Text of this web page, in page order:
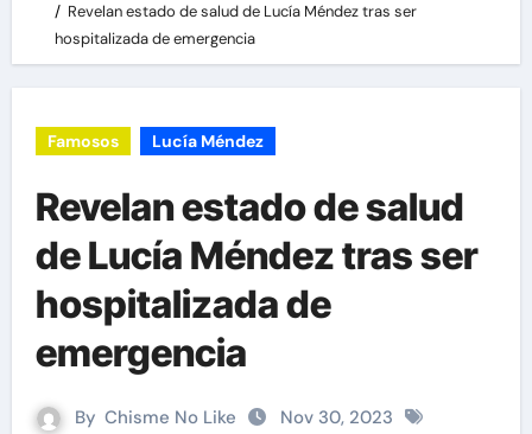
Revelan estado de salud de Lucía Méndez tras ser
hospitalizada de emergencia
Famosos Lucía Méndez
Revelan estado de salud
de Lucía Méndez tras ser
hospitalizada de
emergencia
By Chisme No Like
Nov 30, 2023